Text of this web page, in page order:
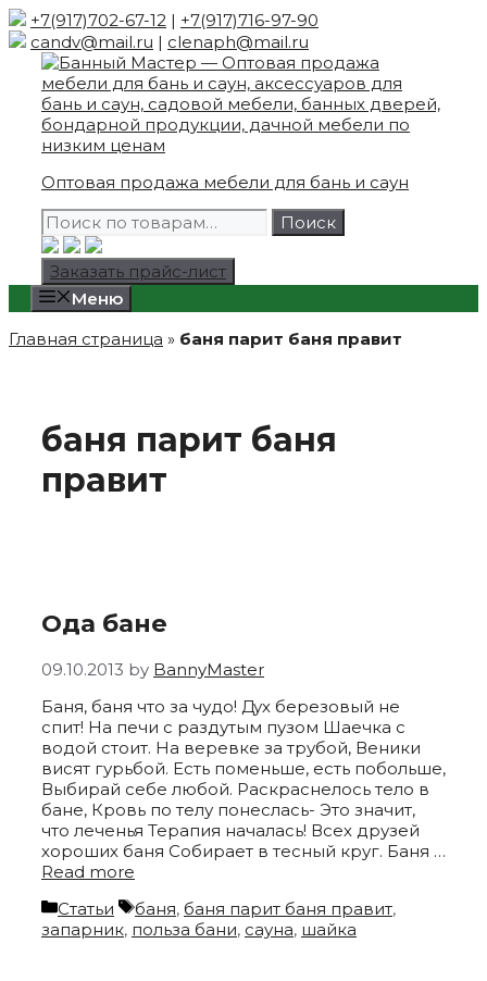
Skip
to
content
+7(917)702-67-12 | +7(917)716-97-90
candv@mail.ru | clenaph@mail.ru
Оптовая продажа мебели для бань и саун
Искать:
Поиск
Заказать прайс-лист
Меню
Главная страница » баня парит баня правит
баня парит баня
правит
Ода бане
09.10.2013 by BannyMaster
Баня, баня что за чудо! Дух березовый не
спит! На печи с раздутым пузом Шаечка с
водой стоит. На веревке за трубой, Веники
висят гурьбой. Есть поменьше, есть побольше,
Выбирай себе любой. Раскраснелось тело в
бане, Кровь по телу понеслась- Это значит,
что леченья Терапия началась! Всех друзей
хороших баня Собирает в тесный круг. Баня …
Read more
Categories
Статьи Tags
баня, баня парит баня правит,
запарник, польза бани, сауна, шайка